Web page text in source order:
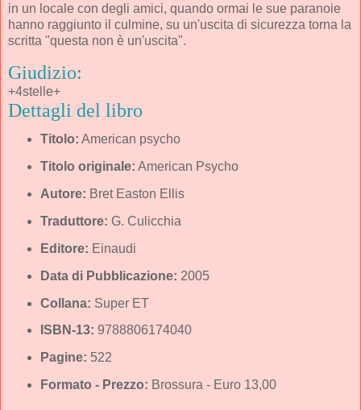
in un locale con degli amici, quando ormai le sue paranoie
hanno raggiunto il culmine, su un'uscita di sicurezza torna la
scritta "questa non è un'uscita".
Giudizio:
+4stelle+
Dettagli del libro
Titolo: American psycho
Titolo originale: American Psycho
Autore: Bret Easton Ellis
Traduttore: G. Culicchia
Editore: Einaudi
Data di Pubblicazione: 2005
Collana: Super ET
ISBN-13: 9788806174040
Pagine: 522
Formato - Prezzo: Brossura - Euro 13,00